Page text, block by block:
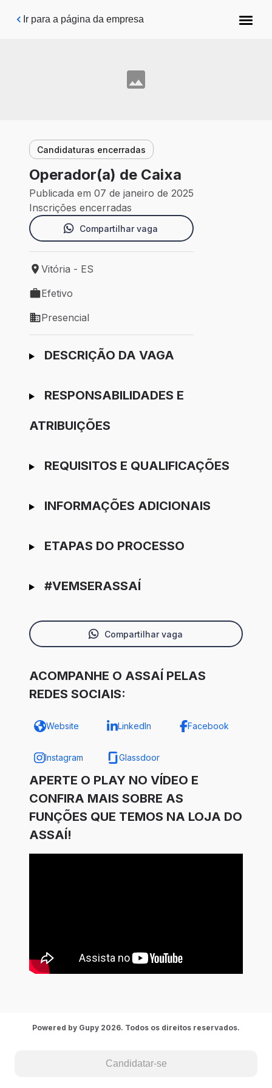
Pular para o conteúdo principal
Ir para a página da empresa
Candidaturas encerradas
Operador(a) de Caixa
Publicada em 07 de janeiro de 2025
Inscrições encerradas
Compartilhar vaga
Local de trabalho: Vitória - ES
Vitória - ES
Tipo de vaga: Efetivo
Efetivo
Modelo de trabalho: Presencial
Presencial
Ir para candidatura
DESCRIÇÃO DA VAGA
RESPONSABILIDADES E
ATRIBUIÇÕES
REQUISITOS E QUALIFICAÇÕES
INFORMAÇÕES ADICIONAIS
ETAPAS DO PROCESSO
#VEMSERASSAÍ
Compartilhar vaga
ACOMPANHE O ASSAÍ PELAS
REDES SOCIAIS:
Website LinkedIn Facebook
Instagram Glassdoor
APERTE O PLAY NO VÍDEO E
CONFIRA MAIS SOBRE AS
FUNÇÕES QUE TEMOS NA LOJA DO
ASSAÍ!
Candidatar-se
Powered by Gupy 2026. Todos os direitos reservados.